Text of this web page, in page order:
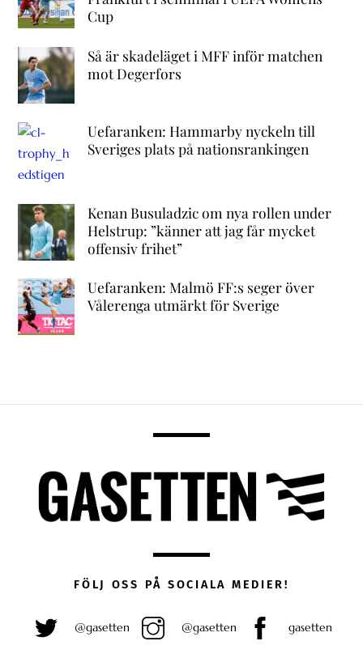
Cup
Så är skadeläget i MFF inför matchen
mot Degerfors
Uefaranken: Hammarby nyckeln till
Sveriges plats på nationsrankingen
Kenan Busuladzic om nya rollen under
Helstrup: ”känner att jag får mycket
offensiv frihet”
Uefaranken: Malmö FF:s seger över
Vålerenga utmärkt för Sverige
FÖLJ OSS PÅ SOCIALA MEDIER!
@gasetten @gasetten gasetten